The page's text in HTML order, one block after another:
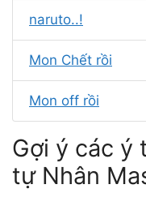
naruto..!
Mon Chết rồi
Mon off rồi
Gợi ý các ý
tự Nhân